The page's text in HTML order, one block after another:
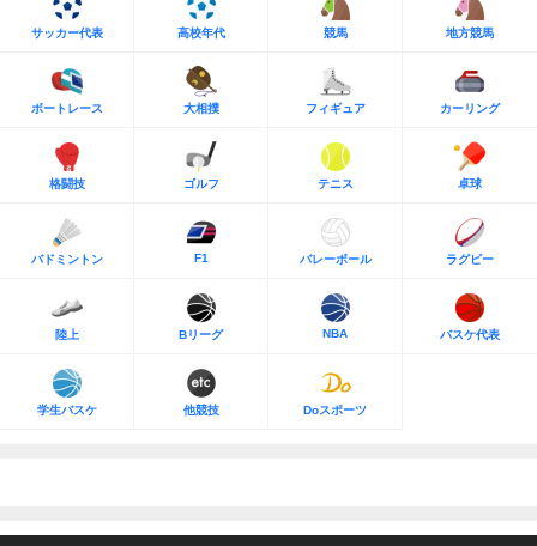
サッカー代表 高校年代 競馬 地方競馬
ボートレース 大相撲 フィギュア カーリング
格闘技 ゴルフ テニス 卓球
バドミントン F1 バレーボール ラグビー
陸上 Bリーグ NBA バスケ代表
学生バスケ 他競技 Doスポーツ